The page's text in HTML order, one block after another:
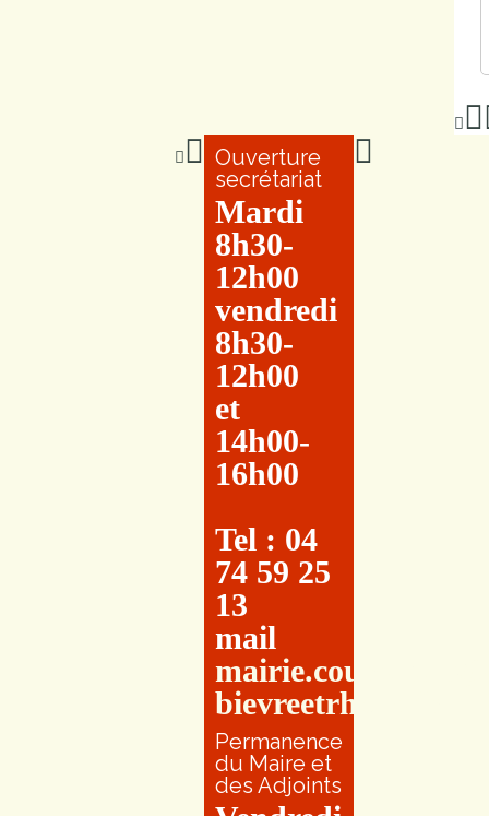
Ouverture
secrétariat
Mardi
8h30-
12h00
vendredi
8h30-
12h00
et
14h00-
16h00
Tel : 04
74 59 25
13
mail
bievreetrhone.fr
Permanence
du Maire et
des Adjoints